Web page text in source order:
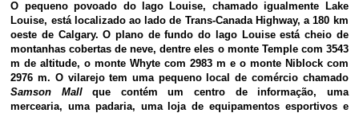
O pequeno povoado do lago Louise, chamado igualmente Lake
Louise, está localizado ao lado de Trans-Canada Highway, a 180 km
oeste de Calgary. O plano de fundo do lago Louise está cheio de
montanhas cobertas de neve, dentre eles o monte Temple com 3543
m de altitude, o monte Whyte com 2983 m e o monte Niblock com
2976 m. O vilarejo tem uma pequeno local de comércio chamado
Samson Mallque contém um centro de informação, uma
mercearia, uma padaria, uma loja de equipamentos esportivos e